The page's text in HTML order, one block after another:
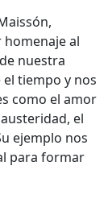
homenaje al
nuestra
tiempo y nos
como el amor
el
ejemplo nos
para formar